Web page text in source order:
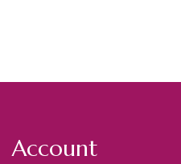
Account